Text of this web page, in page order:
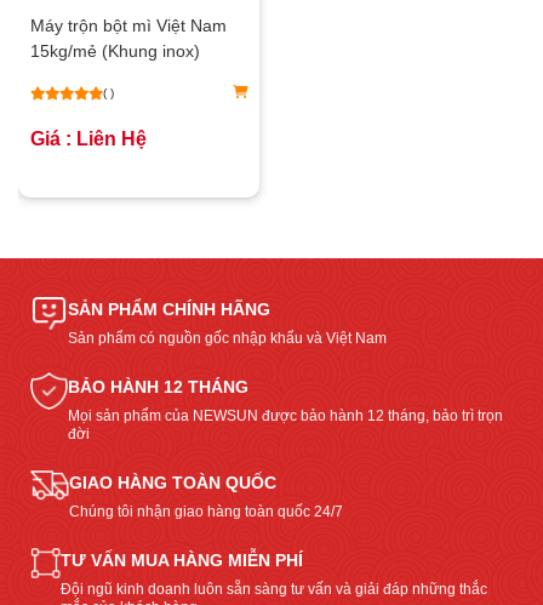
Máy trộn bột mì Việt Nam
15kg/mẻ (Khung inox)
( )
Giá : Liên Hệ
SẢN PHẨM CHÍNH HÃNG
Sản phẩm có nguồn gốc nhập khẩu và Việt Nam
BẢO HÀNH 12 THÁNG
Mọi sản phẩm của NEWSUN được bảo hành 12 tháng, bảo trì trọn
đời
GIAO HÀNG TOÀN QUỐC
Chúng tôi nhận giao hàng toàn quốc 24/7
TƯ VẤN MUA HÀNG MIỄN PHÍ
Đội ngũ kinh doanh luôn sẵn sàng tư vấn và giải đáp những thắc